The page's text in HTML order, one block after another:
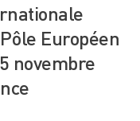
Européen
novembre